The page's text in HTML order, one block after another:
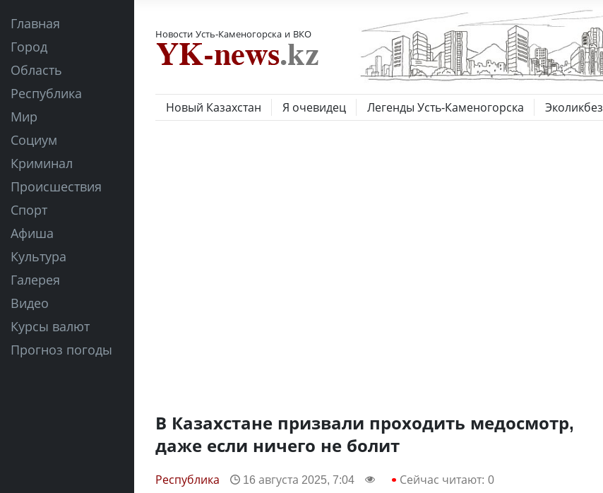
Главная
Город
Область
Республика
Мир
Социум
Криминал
Происшествия
Спорт
Афиша
Культура
Галерея
Видео
Курсы валют
Прогноз погоды
Новости Усть-Каменогорска и ВКО
Новый Казахстан Я очевидец Легенды Усть-Каменогорска Эколикбез
В Казахстане призвали проходить медосмотр,
даже если ничего не болит
Республика 16 августа 2025, 7:04 Сейчас читают: 0